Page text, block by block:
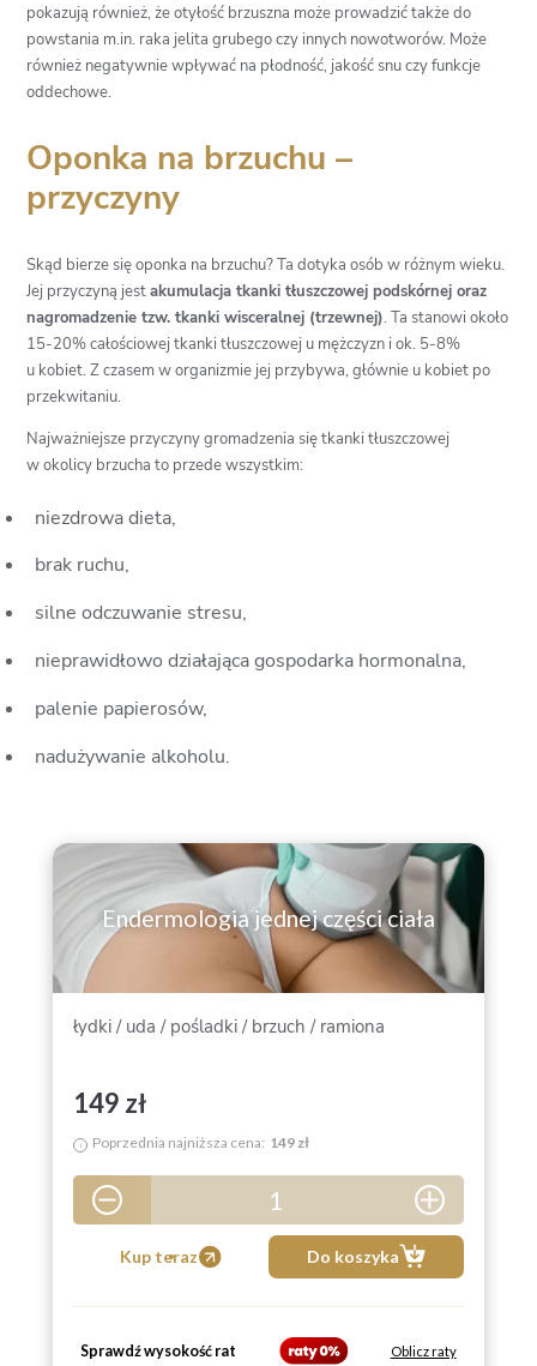
pokazują również, że otyłość brzuszna może prowadzić także do
powstania m.in. raka jelita grubego czy innych nowotworów. Może
również negatywnie wpływać na płodność, jakość snu czy funkcje
oddechowe.
Oponka na brzuchu –
przyczyny
Skąd bierze się oponka na brzuchu? Ta dotyka osób w różnym wieku.
Jej przyczyną jestakumulacja tkanki tłuszczowej podskórnej oraz
nagromadzenie tzw. tkanki wisceralnej (trzewnej). Ta stanowi około
15-20% całościowej tkanki tłuszczowej u mężczyzn i ok. 5-8%
u kobiet. Z czasem w organizmie jej przybywa, głównie u kobiet po
przekwitaniu.
Najważniejsze przyczyny gromadzenia się tkanki tłuszczowej
w okolicy brzucha to przede wszystkim:
niezdrowa dieta,
brak ruchu,
silne odczuwanie stresu,
nieprawidłowo działająca gospodarka hormonalna,
palenie papierosów,
nadużywanie alkoholu.
Endermologia jednej części ciała
łydki / uda / pośladki / brzuch / ramiona
149 zł
i Poprzednia najniższa cena: 149 zł
1
5
Kup teraz Do koszyka
Sprawdź wysokość rat Oblicz raty